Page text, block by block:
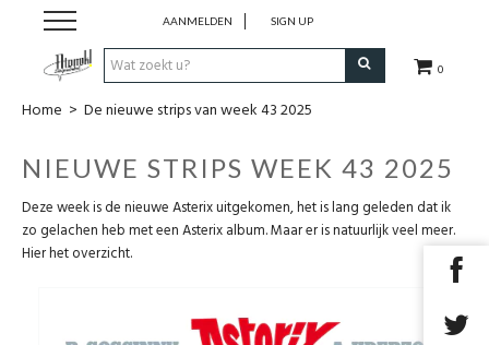
0
AANMELDEN SIGN UP
Strips
Comics
Nieuwsberichten
Home > De nieuwe strips van week 43 2025
NIEUWE STRIPS WEEK 43 2025
Deze week is de nieuwe Asterix uitgekomen, het is lang geleden dat ik
zo gelachen heb met een Asterix album. Maar er is natuurlijk veel meer.
Hier het overzicht.